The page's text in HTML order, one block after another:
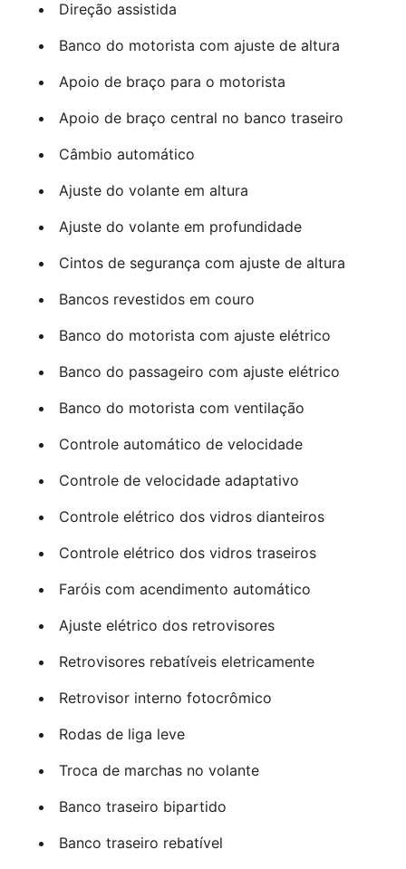
Direção assistida
Banco do motorista com ajuste de altura
Apoio de braço para o motorista
Apoio de braço central no banco traseiro
Câmbio automático
Ajuste do volante em altura
Ajuste do volante em profundidade
Cintos de segurança com ajuste de altura
Bancos revestidos em couro
Banco do motorista com ajuste elétrico
Banco do passageiro com ajuste elétrico
Banco do motorista com ventilação
Controle automático de velocidade
Controle de velocidade adaptativo
Controle elétrico dos vidros dianteiros
Controle elétrico dos vidros traseiros
Faróis com acendimento automático
Ajuste elétrico dos retrovisores
Retrovisores rebatíveis eletricamente
Retrovisor interno fotocrômico
Rodas de liga leve
Troca de marchas no volante
Banco traseiro bipartido
Banco traseiro rebatível